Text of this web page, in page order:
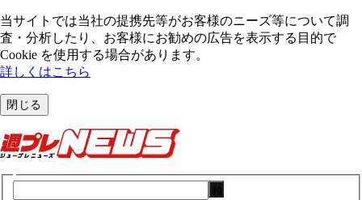
当サイトでは当社の提携先等がお客様のニーズ等について調
査・分析したり、お客様にお勧めの広告を表⽰する⽬的で
Cookie を使⽤する場合があります。
詳しくはこちら
閉じる